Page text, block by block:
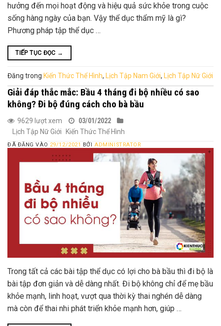
hưởng đến mọi hoạt động và hiệu quả sức khỏe trong cuộc
sống hàng ngày của bạn. Vậy thể dục thẩm mỹ là gì?
Phương pháp tập thể dục …
TIẾP TỤC ĐỌC →
Đăng trong Kiến Thức Thể Hình, Lịch Tập Nam Giới, Lịch Tập Nữ Giới
Giải đáp thắc mắc: Bầu 4 tháng đi bộ nhiều có sao
không? Đi bộ đúng cách cho bà bầu
9629 lượt xem
03/01/2022
Lịch Tập Nữ Giới
Kiến Thức Thể Hình
ĐÃ ĐĂNG VÀO 29/12/2021 BỞIADMINISTRATOR
Trong tất cả các bài tập thể dục có lợi cho bà bầu thì đi bộ là
bài tập đơn giản và dễ dàng nhất. Đi bộ không chỉ để mẹ bầu
khỏe mạnh, linh hoạt, vượt qua thời kỳ thai nghén dễ dàng
mà còn để thai nhi phát triển khỏe mạnh hơn, giúp …